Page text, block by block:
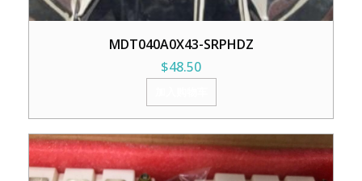
MDT040A0X43-SRPHDZ
$48.50